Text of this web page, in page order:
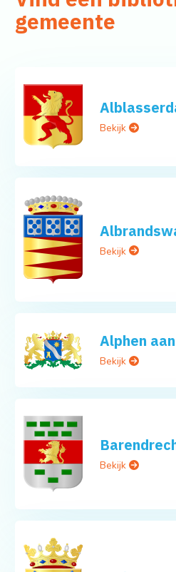
gemeente
Bekijk
Bekijk
Alphen
Bekijk
Bekijk